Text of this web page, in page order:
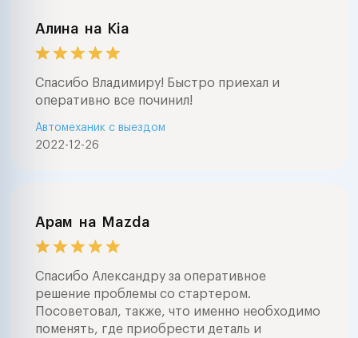
Алина на Kia
Спасибо Владимиру! Быстро приехал и
оперативно все починил!
2022-12-26
Автомеханик с выездом
Арам на Mazda
Спасибо Александру за оперативное
решение проблемы со стартером.
Посоветовал, также, что именно необходимо
поменять, где приобрести деталь и